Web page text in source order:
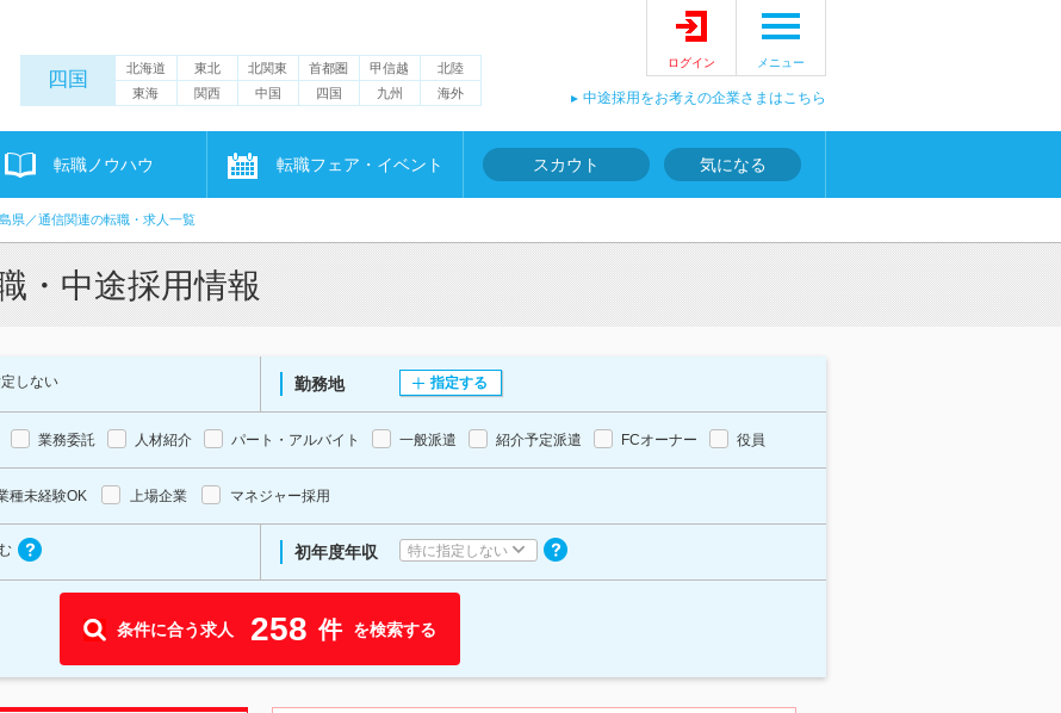
四国 北海道 東北 北関東 首都圏 甲信越
北陸
東海
関西 中国 四国 九州 海外
ログイン メニュー
中途採用をお考えの企業さまはこちら
転職ノウハウ 転職フェア・イベント スカウト 気になる
県／通信関連の転職・求人一覧
・中途採用情報
しない 勤務地 指定する
業務委託 人材紹介 パート・アルバイト 一般派遣 紹介予定派遣 FCオーナー 役員
種未経験OK 上場企業 マネジャー採用
初年度年収 特に指定しない
条件に合う求人 258 件 を検索する